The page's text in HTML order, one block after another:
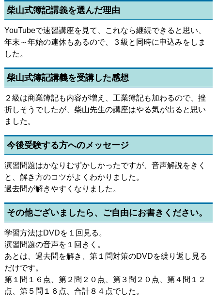
柴山式簿記講義を選んだ理由
YouTubeで速習講座を見て、これなら継続できると思い、
年末～年始の連休もあるので、３級と同時に申込みをしま
した。
柴山式簿記講義を受講した感想
２級は商業簿記も内容が増え、工業簿記も加わるので、挫
折しそうでしたが、柴山先生の講座はやる気が出ると思い
ました。
今後受験する方へのメッセージ
演習問題はかなりむずかしかったですが、音声解説をきく
と、解き方のコツがよくわかりました。
過去問が解きやすくなりました。
その他ございましたら、ご自由にお書きください。
学習方法はDVDを１回見る。
演習問題の音声を１回きく。
あとは、過去問を解き、第１問対策のDVDを繰り返し見る
だけです。
第１問１６点、第２問２０点、第３問２０点、第４問１２
点、第５問１６点、合計８４点でした。